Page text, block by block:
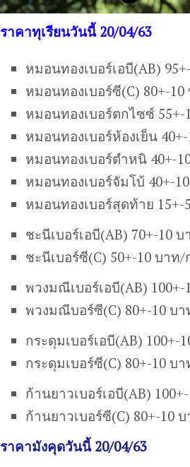
ราคาทุเรียนวันนี้ 20/04/63
หมอนทองเบอร์เอบี(AB)
หมอนทองเบอร์ซี(C) 80+-
หมอนทองเบอร์ตกไซซ์
หมอนทองเบอร์ห้องเย็น
หมอนทองเบอร์ตำหนิ 40+-
หมอนทองเบอร์จัมโบ้ 40+-
หมอนทองเบอร์สุดท้าย
ชะนีเบอร์เอบี(AB) 70+-10
ชะนีเบอร์ซี(C) 50+-10 บาท/
พวงมณีเบอร์เอบี(AB)
พวงมณีบอร์ซี(C) 80+-10 บ
กระดุมเบอร์เอบี(AB) 100+-
กระดุมเบอร์ซี(C) 80+-10 บ
ก้านยาวเบอร์เอบี(AB)
ก้านยาวเบอร์ซี(C) 80+-10
ราคามังคุดวันนี้ 20/04/63